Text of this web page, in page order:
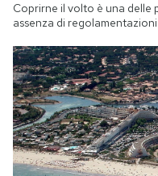
Coprirne il volto è una delle
assenza di regolamentazioni